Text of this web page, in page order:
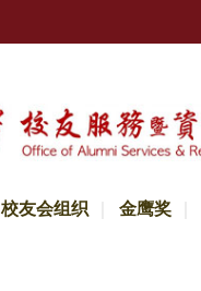
校友会组织 金鹰奖